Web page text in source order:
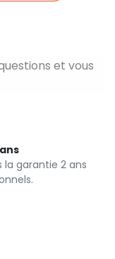
et vous
la garantie 2 ans